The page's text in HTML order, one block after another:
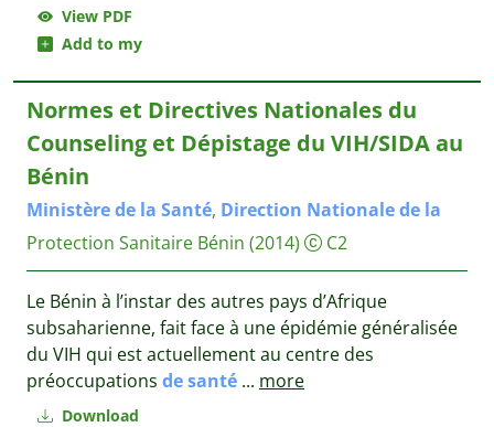
View PDF
Add to my
Download
Normes et Directives Nationales du
Counseling et Dépistage du VIH/SIDA au
Bénin
Ministèrede la Santé, Direction Nationalede la
Protection Sanitaire Bénin (2014) C2
Le Bénin à l’instar des autres pays d’Afrique
subsaharienne, fait face à une épidémie généralisée
du VIH qui est actuellement au centre des
préoccupations desanté ... more